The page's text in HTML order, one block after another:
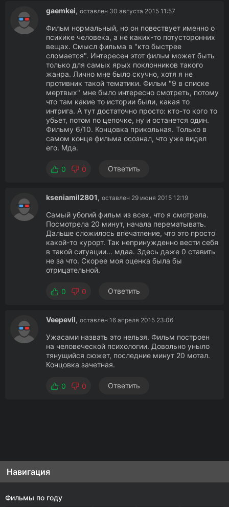
gaemkei, оставлен 30 августа 2015 11:57
Фильм нормальный, но он повествует именно о
психике человека, а не каких-то потусторонних
вещах. Смысл фильма в "кто быстрее
сломается". Интересен этот фильм может быть
только для самых ярых поклонников такого
жанра. Лично мне было скучно, хотя я не
противник такой тематики. Фильм "9 в списке
мертвых" мне было интересно смотреть, потому
что там какие то истории были, какая то
интрига. А тут достаточно просто: кто-то кого то
убьет, потом по цепочке, ну и останется один.
Фильму 6/10. Концовка прикольная. Только в
самом конце фильма осознал, что уже видел
его. Мда.
0 0 Ответить
kseniamil2801, оставлен 29 июня 2015 12:19
Самый убогий фильм из всех, что я смотрела.
Посмотрела 20 минут, начала перематывать.
Дальше сложилось впечатление, что это просто
какой-то курорт. Так непринужденно вести себя
в такой ситуации... мдаа. Здесь даже 0 ставить
не за что. Скорее моя оценка была бы
отрицательной.
0 0 Ответить
Veepevil, оставлен 16 апреля 2015 23:06
Ужасами назвать это нельзя. Фильм построен
на человеческой психологии. Довольно уныло
тянущийся сюжет, последние минут 20 мотал.
Концовка зачетная.
0 0 Ответить
Навигация
Фильмы по году